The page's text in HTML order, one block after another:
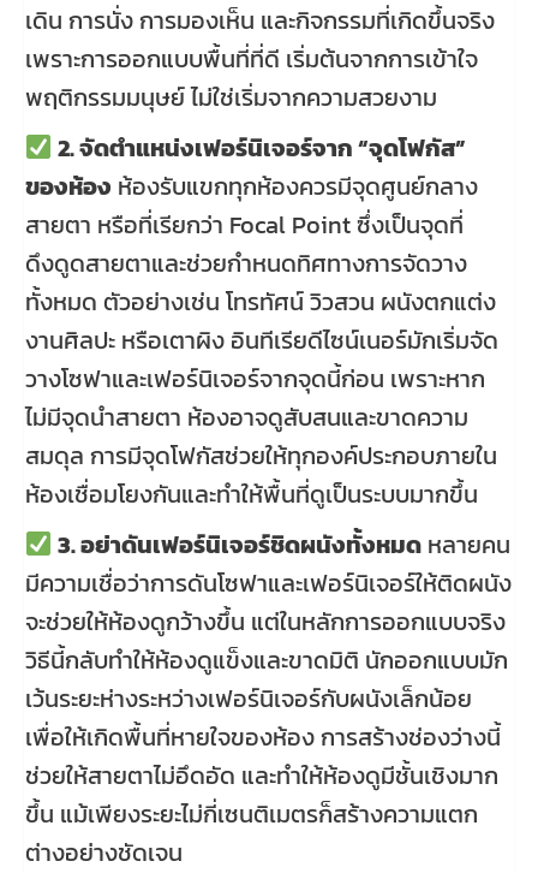
เดิน การนั่ง การมองเห็น และกิจกรรมที่เกิดขึ้นจริง
เพราะการออกแบบพื้นที่ที่ดี เริ่มต้นจากการเข้าใจ
พฤติกรรมมนุษย์ ไม่ใช่เริ่มจากความสวยงาม
2. จัดตำแหน่งเฟอร์นิเจอร์จาก “จุดโฟกัส”
ของห้อง ห้องรับแขกทุกห้องควรมีจุดศูนย์กลาง
สายตา หรือที่เรียกว่า Focal Point ซึ่งเป็นจุดที่
ดึงดูดสายตาและช่วยกำหนดทิศทางการจัดวาง
ทั้งหมด ตัวอย่างเช่น โทรทัศน์ วิวสวน ผนังตกแต่ง
งานศิลปะ หรือเตาผิง อินทีเรียดีไซน์เนอร์มักเริ่มจัด
วางโซฟาและเฟอร์นิเจอร์จากจุดนี้ก่อน เพราะหาก
ไม่มีจุดนำสายตา ห้องอาจดูสับสนและขาดความ
สมดุล การมีจุดโฟกัสช่วยให้ทุกองค์ประกอบภายใน
ห้องเชื่อมโยงกันและทำให้พื้นที่ดูเป็นระบบมากขึ้น
3. อย่าดันเฟอร์นิเจอร์ชิดผนังทั้งหมดหลายคน
มีความเชื่อว่าการดันโซฟาและเฟอร์นิเจอร์ให้ติดผนัง
จะช่วยให้ห้องดูกว้างขึ้น แต่ในหลักการออกแบบจริง
วิธีนี้กลับทำให้ห้องดูแข็งและขาดมิติ นักออกแบบมัก
เว้นระยะห่างระหว่างเฟอร์นิเจอร์กับผนังเล็กน้อย
เพื่อให้เกิดพื้นที่หายใจของห้อง การสร้างช่องว่างนี้
ช่วยให้สายตาไม่อึดอัด และทำให้ห้องดูมีชั้นเชิงมาก
ขึ้น แม้เพียงระยะไม่กี่เซนติเมตรก็สร้างความแตก
ต่างอย่างชัดเจน